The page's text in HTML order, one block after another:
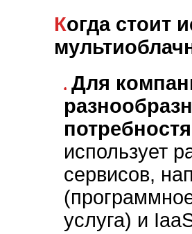
Когда стоит использовать
Для
использует
сервисов,
услуга) и